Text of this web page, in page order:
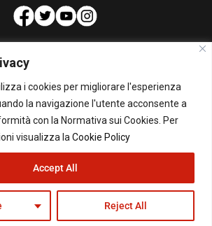
i cookies per migliorare l'esperienza
la navigazione l'utente acconsente a
con la Normativa sui Cookies. Per
visualizza la Cookie Policy
Reject All
Accept All
PUBBLICITA'
Per la tua pubblicità su questo Blog:
pubblicita@beppegrillo.it
di Beppe Grillo. All Rights Reserved - Powered by
happygrafic.com